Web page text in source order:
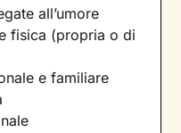
all’umore
fisica (propria o di
e familiare